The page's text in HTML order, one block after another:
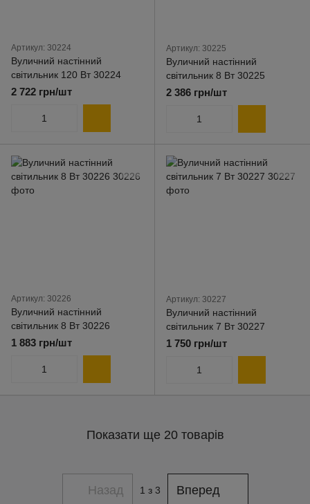
Артикул: 30224
Вуличний настінний
світильник 120 Вт 30224
2 722 грн/шт
Артикул: 30225
Вуличний настінний
світильник 8 Вт 30225
2 386 грн/шт
Артикул: 30226
Вуличний настінний
світильник 8 Вт 30226
1 883 грн/шт
Артикул: 30227
Вуличний настінний
світильник 7 Вт 30227
1 750 грн/шт
Показати ще 20 товарів
Назад 1 з 3 Вперед